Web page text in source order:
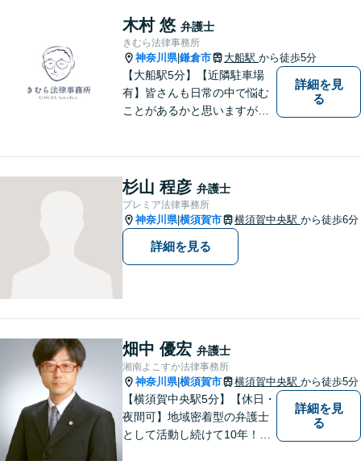
お問い合わせください。
木村 悠 弁護士
きむら法律事務所
神奈川県|鎌倉市 大船駅 から徒歩5分
【大船駅5分】【近隣駐車場
有】皆さんも日常の中で悩む
ことがあるかと思いますが、
方々により良い法律サービス
を届けていきたいと思いま
す。 ぜひご相談ください。
詳細を見
る
杉山 程彦 弁護士
プレミア法律事務所
神奈川県|横須賀市 横須賀中央駅 から徒歩6分
詳細を見る
畑中 優宏 弁護士
湘南よこすか法律事務所
神奈川県|横須賀市 横須賀中央駅 から徒歩5分
【横須賀中央駅5分】【休日・
夜間可】地域密着型の弁護士
として活動し続けて10年！豊
詳細を見
る